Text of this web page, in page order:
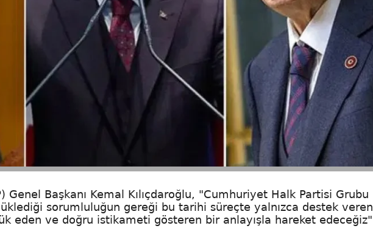
Başkanı Kemal Kılıçdaroğlu, "Cumhuriyet Halk Partisi Grubu
sorumluluğun gereği bu tarihi süreçte yalnızca destek veren
eden ve doğru istikameti gösteren bir anlayışla hareket edeceğiz"